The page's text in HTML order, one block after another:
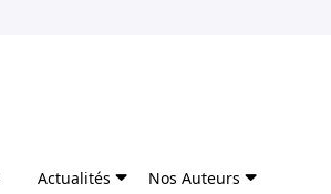
Actualités
Nos Auteurs